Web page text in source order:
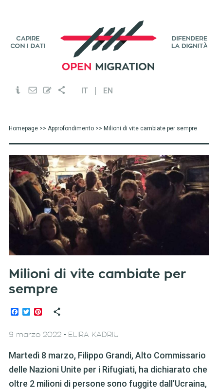
IT EN
Homepage>> Approfondimento>> Milioni di vite cambiate per sempre
Milioni di vite cambiate per
sempre
Facebook
TwitterPinterest
9 marzo 2022- ELIRA KADRIU
Martedì 8 marzo, Filippo Grandi, Alto Commissario
delle Nazioni Unite per i Rifugiati, ha dichiarato che
oltre 2 milioni di persone sono fuggite dall’Ucraina,